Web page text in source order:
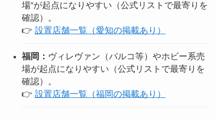
場”が起点になりやすい（公式リストで最寄りを
確認）。
👉 設置店舗一覧（愛知の掲載あり）
福岡： ヴィレヴァン（パルコ等）やホビー系売
場が起点になりやすい（公式リストで最寄りを
確認）。
👉 設置店舗一覧（福岡の掲載あり）